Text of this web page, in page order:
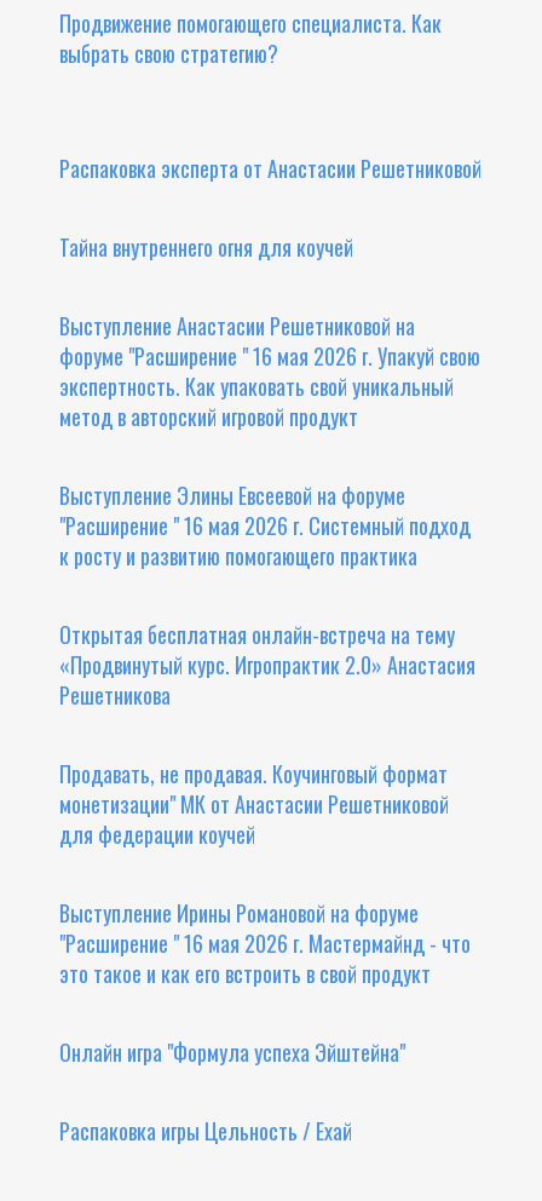
Продвижение помогающего специалиста. Как
выбрать свою стратегию?
Распаковка эксперта от Анастасии Решетниковой
Тайна внутреннего огня для коучей
Выступление Анастасии Решетниковой на
форуме "Расширение " 16 мая 2026 г. Упакуй свою
экспертность. Как упаковать свой уникальный
метод в авторский игровой продукт
Выступление Элины Евсеевой на форуме
"Расширение " 16 мая 2026 г. Системный подход
к росту и развитию помогающего практика
Открытая бесплатная онлайн-встреча на тему
«Продвинутый курс. Игропрактик 2.0» Анастасия
Решетникова
Продавать, не продавая. Коучинговый формат
монетизации" МК от Анастасии Решетниковой
для федерации коучей
Выступление Ирины Романовой на форуме
"Расширение " 16 мая 2026 г. Мастермайнд - что
это такое и как его встроить в свой продукт
Онлайн игра "Формула успеха Эйштейна"
Распаковка игры Цельность / Ехай